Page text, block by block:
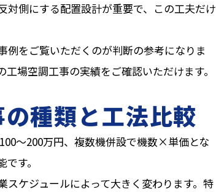
対側にする配置設計が重要で、この工夫だけ
をご覧いただくのが判断の参考になりま
工場空調工事の実績をご確認いただけます。
種類と工法比較
〜200万円、複数機併設で機数×単価とな
す。
ケジュールによって大きく変わります。特